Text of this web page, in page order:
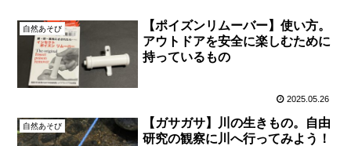
自然あそび
【ポイズンリムーバー】使い方。
アウトドアを安全に楽しむために
持っているもの
2025.05.26
自然あそび
【ガサガサ】川の生きもの。自由
研究の観察に川へ行ってみよう！